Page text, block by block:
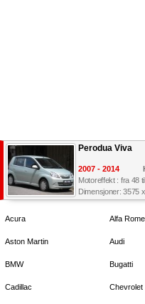
Perodua Viva
2007 - 2014
Motoreffekt : fra 48
Dimensjoner: 3575
Acura Alfa
Aston Martin Audi
BMW Bugatti
Cadillac Chevrolet